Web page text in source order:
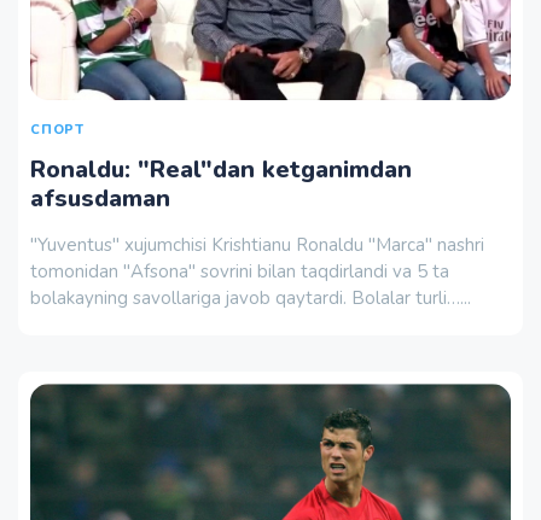
СПОРТ
Ronaldu: "Real"dan ketganimdan
afsusdaman
"Yuventus" xujumchisi Krishtianu Ronaldu "Marca" nashri
tomonidan "Afsona" sovrini bilan taqdirlandi va 5 ta
bolakayning savollariga javob qaytardi. Bolalar turli…...